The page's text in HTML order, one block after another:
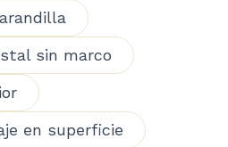
sin marco
en superficie